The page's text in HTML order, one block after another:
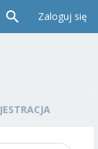
Zaloguj się